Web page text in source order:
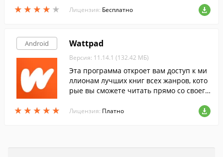
★ ★ ★ ★ ★
★ ★ ★ ★ ★ Лицензия: Бесплатно
Android
★ ★ ★ ★ ★
★ ★ ★ ★ ★
Wattpad
Версия: 11.14.1 (132.42 МБ)
Эта программа откроет вам доступ к ми
ллионам лучших книг всех жанров, кото
рые вы сможете читать прямо со своего
о.
Лицензия: Платно